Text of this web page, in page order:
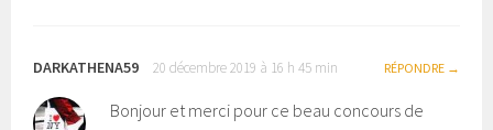
DARKATHENA59 20 décembre 2019 à 16 h 45 min RÉPONDRE
Bonjour et merci pour ce beau concours de